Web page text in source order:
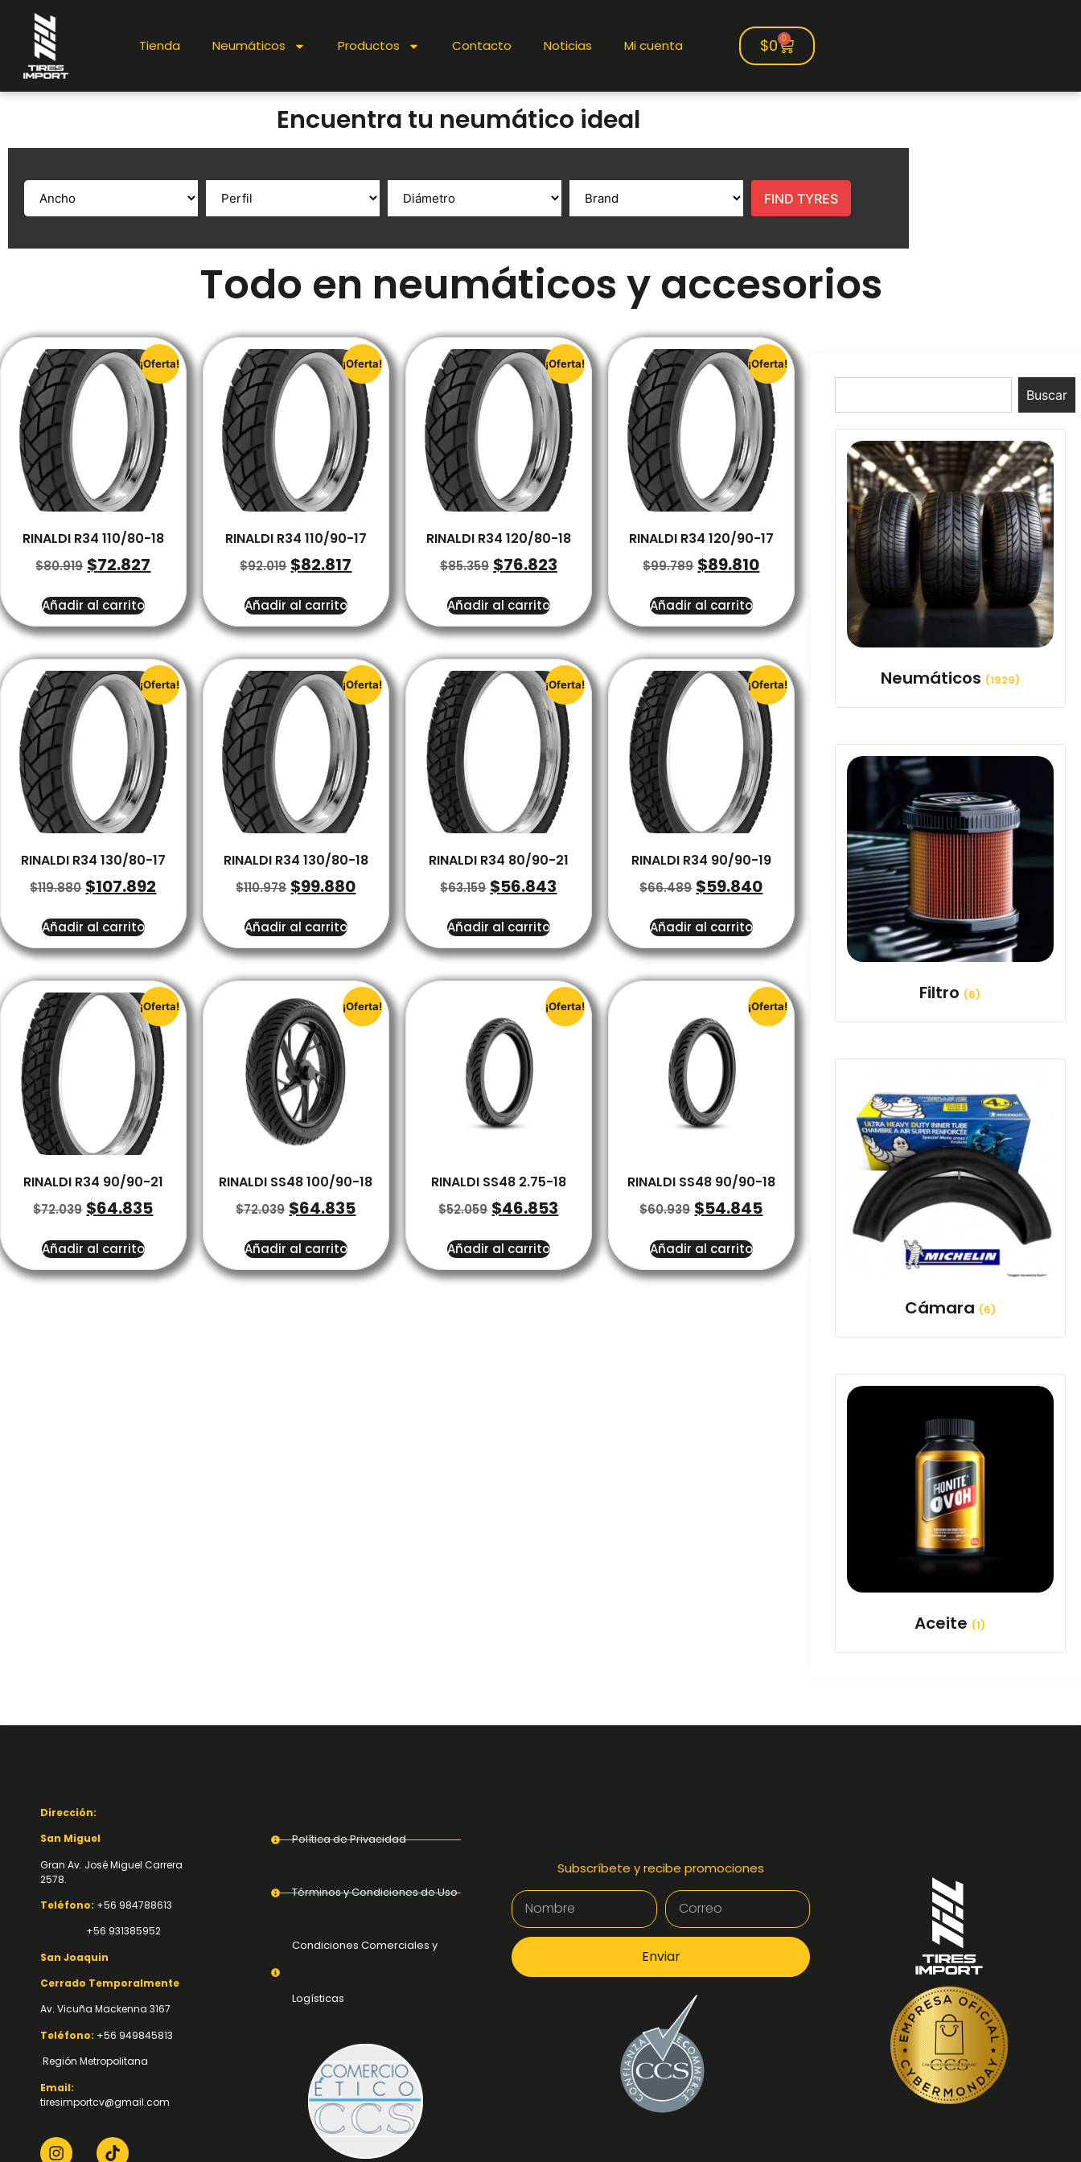
Tienda Neumáticos Productos Contacto Noticias Mi cuenta $0 0
Encuentra tu neumático ideal
FIND TYRES
Todo en neumáticos y accesorios
¡Oferta!
RINALDI R34 110/80-18
$80.919 $72.827
Añadir al carrito
¡Oferta!
RINALDI R34 110/90-17
$92.019 $82.817
Añadir al carrito
¡Oferta!
RINALDI R34 120/80-18
$85.359 $76.823
Añadir al carrito
¡Oferta!
RINALDI R34 120/90-17
$99.789 $89.810
Añadir al carrito
¡Oferta!
RINALDI R34 130/80-17
$119.880 $107.892
Añadir al carrito
¡Oferta!
RINALDI R34 130/80-18
$110.978 $99.880
Añadir al carrito
¡Oferta!
RINALDI R34 80/90-21
$63.159 $56.843
Añadir al carrito
¡Oferta!
RINALDI R34 90/90-19
$66.489 $59.840
Añadir al carrito
¡Oferta!
RINALDI R34 90/90-21
$72.039 $64.835
Añadir al carrito
¡Oferta!
RINALDI SS48 100/90-18
$72.039 $64.835
Añadir al carrito
¡Oferta!
RINALDI SS48 2.75-18
$52.059 $46.853
Añadir al carrito
¡Oferta!
RINALDI SS48 90/90-18
$60.939 $54.845
Añadir al carrito
Buscar
Neumáticos (1929)
Filtro (6)
Cámara (6)
Aceite (1)
Dirección:
San Miguel
Gran Av. José Miguel Carrera
2578.
Teléfono: +56 984788613
+56 931385952
San Joaquin
Cerrado Temporalmente
Av. Vicuña Mackenna 3167
Teléfono: +56 949845813
Región Metropolitana
Email:
tiresimportcv@gmail.com
Política de Privacidad
Términos y Condiciones de Uso
Condiciones Comerciales y
Logísticas
Subscríbete y recibe promociones
Enviar